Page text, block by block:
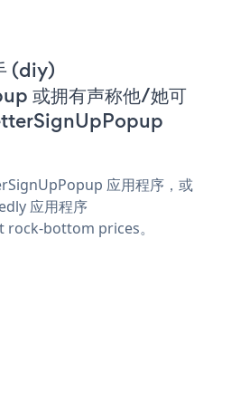
(diy)
或拥有声称他/她可
应用程序，或
应用程序
bottom prices。